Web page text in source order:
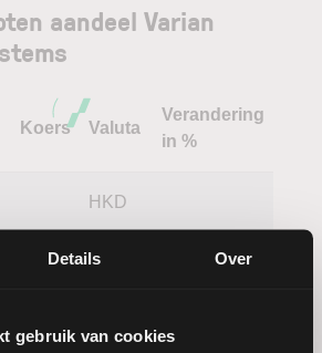
Details Over
gebruik van cookies
aandeel Varian
Koers Valuta
Verandering
in %
HKD